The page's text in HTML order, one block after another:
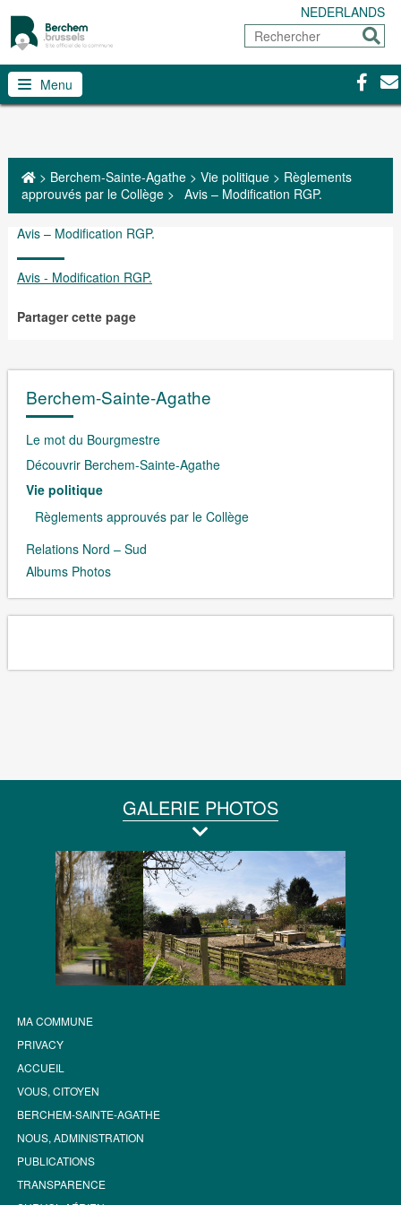
NEDERLANDS
Rechercher
Menu
> Berchem-Sainte-Agathe> Vie politique> Règlements
approuvés par le Collège> Avis – Modification RGP.
Avis – Modification RGP.
Avis - Modification RGP.
Partager cette page
Berchem-Sainte-Agathe
Le mot du Bourgmestre
Découvrir Berchem-Sainte-Agathe
Vie politique
Règlements approuvés par le Collège
Relations Nord – Sud
Albums Photos
GALERIE PHOTOS
MA COMMUNE
PRIVACY
ACCUEIL
VOUS, CITOYEN
BERCHEM-SAINTE-AGATHE
NOUS, ADMINISTRATION
PUBLICATIONS
TRANSPARENCE